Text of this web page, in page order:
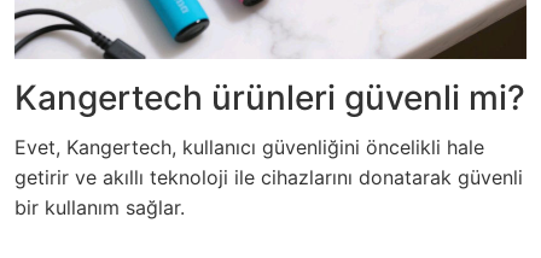
Kangertech ürünleri güvenli mi?
Evet, Kangertech, kullanıcı güvenliğini öncelikli hale
getirir ve akıllı teknoloji ile cihazlarını donatarak güvenli
bir kullanım sağlar.